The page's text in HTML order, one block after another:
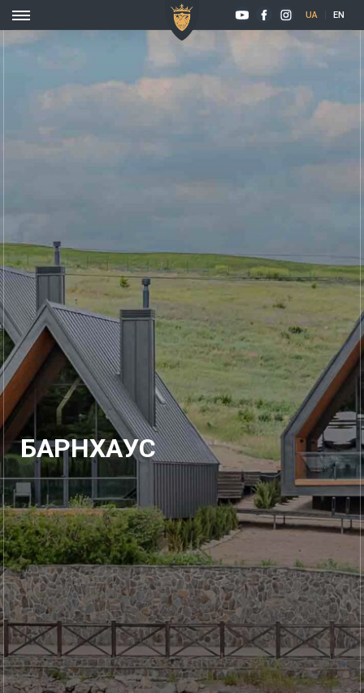
UA EN
БАРНХАУС